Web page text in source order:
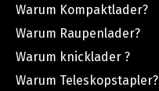
Warum Kompaktlader?
Warum Raupenlader?
Warum knicklader ?
Warum Teleskopstapler?